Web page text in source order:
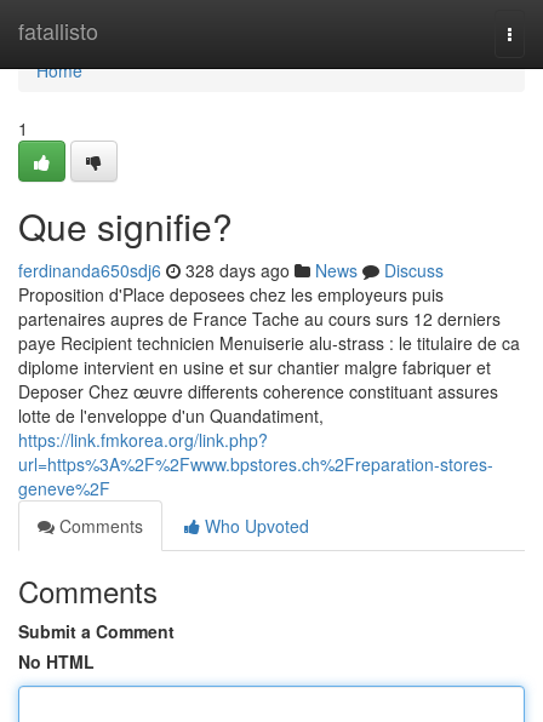
fatallisto
Home
Home
1
Que signifie?
ferdinanda650sdj6 328 days ago News
Discuss
Proposition d'Place deposees chez les employeurs puis
partenaires aupres de France Tache au cours surs 12 derniers
paye Recipient technicien Menuiserie alu-strass : le titulaire de ca
diplome intervient en usine et sur chantier malgre fabriquer et
Deposer Chez œuvre differents coherence constituant assures
lotte de l'enveloppe d'un Quandatiment,
https://link.fmkorea.org/link.php?
url=https%3A%2F%2Fwww.bpstores.ch%2Freparation-stores-
geneve%2F
Comments
Who Upvoted
Comments
Submit a Comment
No HTML